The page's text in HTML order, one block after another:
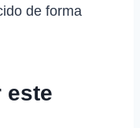
de forma
este